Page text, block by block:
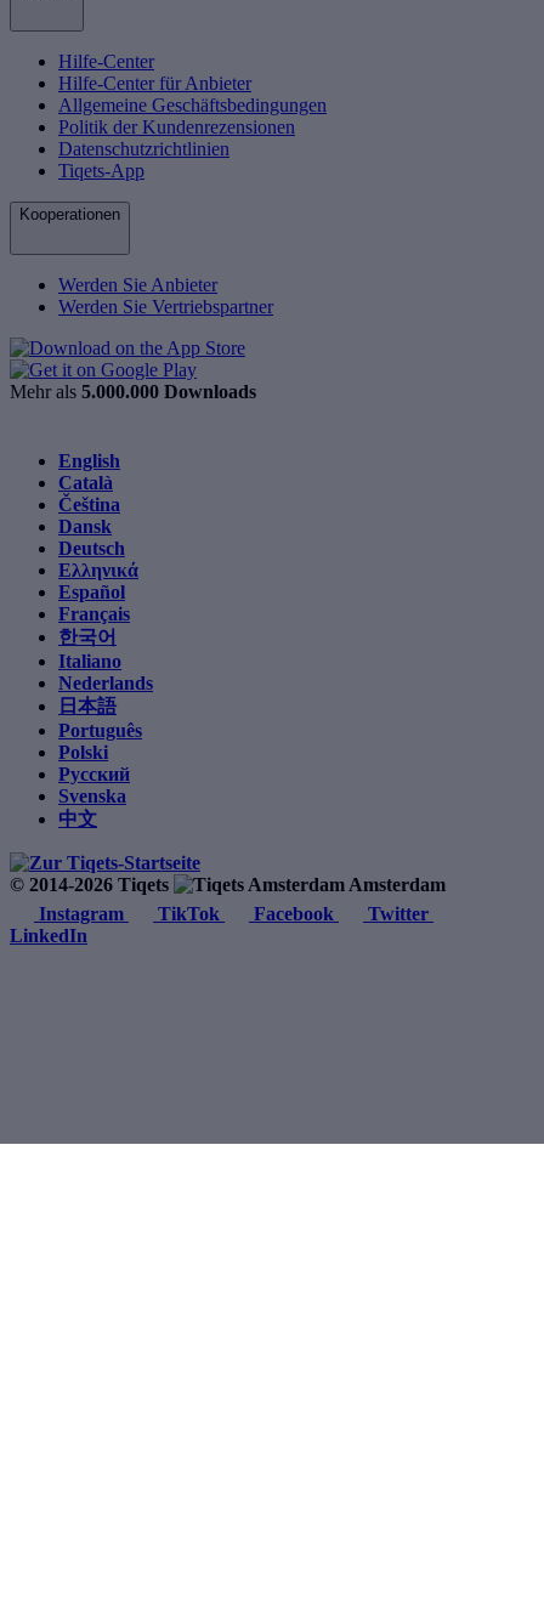
Hilfe-Center
Hilfe-Center für Anbieter
Allgemeine Geschäftsbedingungen
Politik der Kundenrezensionen
Datenschutzrichtlinien
Tiqets-App
Kooperationen
Werden Sie Anbieter
Werden Sie Vertriebspartner
Mehr als 5.000.000 Downloads
English
Català
Čeština
Dansk
Deutsch
Ελληνικά
Español
Français
한국어
Italiano
Nederlands
日本語
Português
Polski
Русский
Svenska
中文
© 2014-2026 Tiqets
Amsterdam
Instagram
TikTok Facebook
Twitter
LinkedIn